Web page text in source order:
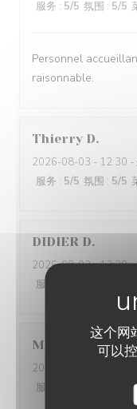
这个网
可以
服务 : 5/5 氛围 : 5/5
Personnel
raisonnable.
Thierry D
2026-08-03 - 12:30 -
服务 : 5/5 氛围 : 5/5
DIDIER D
2026-08-02- 12:30 -
服务
Martin
2026-08-01
服务